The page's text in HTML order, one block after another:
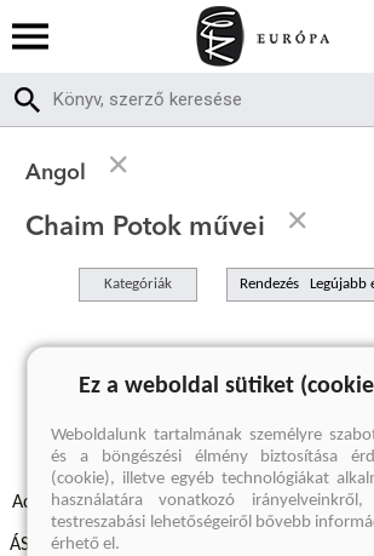
Angol
Chaim Potok művei
Kategóriák Rendezés
A keresett kifejezésre
Adatvédelmi szabályzatok Elállási
ÁSZF - Vásárlási feltételek
Ez a weboldal sütiket
Weboldalunk tartalmának személyre
és a böngészési élmény biztosítása
(cookie), illetve egyéb technológiákat
használatára vonatkozó
testreszabási lehetőségeiről bővebb
érhető el.